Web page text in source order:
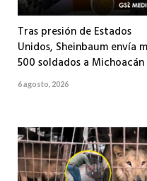
Tras presión de Estados
Unidos, Sheinbaum envía
500 soldados a Michoacán
6 agosto, 2026